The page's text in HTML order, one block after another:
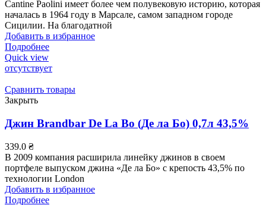
Cantine Paolini имеет более чем полувековую историю, которая
началась в 1964 году в Марсале, самом западном городе
Сицилии. На благодатной
Добавить в избранное
Подробнее
Quick view
отсутствует
Сравнить товары
Закрыть
Джин Brandbar De La Bo (Де ла Бо) 0,7л 43,5%
339.0 ₴
В 2009 компания расширила линейку джинов в своем
портфеле выпуском джина «Де ла Бо» с крепость 43,5% по
технологии London
Добавить в избранное
Подробнее